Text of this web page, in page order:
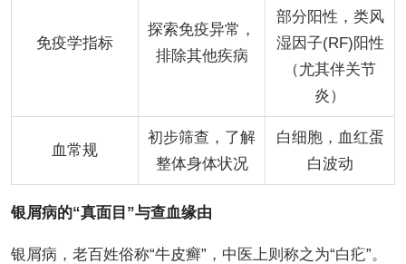
免疫学指标
探索免疫异常，
排除其他疾病
部分阳性，类风
湿因子(RF)阳性
（尤其伴关节
炎）
血常规
初步筛查，了解
整体身体状况
白细胞，血红蛋
白波动
银屑病的“真面目”与查血缘由
银屑病，老百姓俗称“牛皮癣”，中医上则称之为“白疕”。